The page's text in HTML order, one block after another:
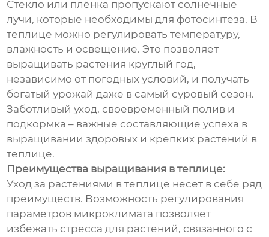
Стекло или плёнка пропускают солнечные
лучи, которые необходимы для фотосинтеза. В
теплице можно регулировать температуру,
влажность и освещение. Это позволяет
выращивать растения круглый год,
независимо от погодных условий, и получать
богатый урожай даже в самый суровый сезон.
Заботливый уход, своевременный полив и
подкормка – важные составляющие успеха в
выращивании здоровых и крепких растений в
теплице.
Преимущества выращивания в теплице:
Уход за растениями в теплице несет в себе ряд
преимуществ. Возможность регулирования
параметров микроклимата позволяет
избежать стресса для растений, связанного с